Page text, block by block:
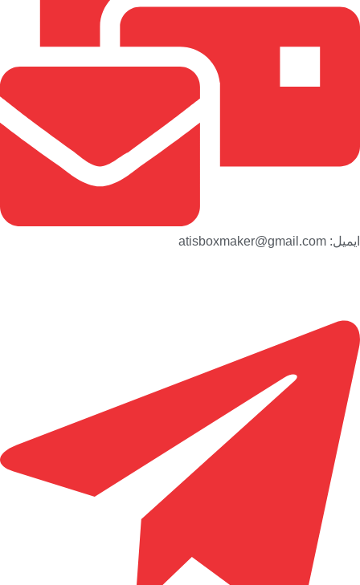
ایمیل: atisboxmaker@gmail.com